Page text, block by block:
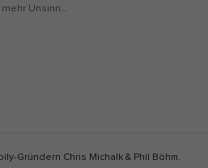
Unsinn…
Gründern Chris Michalk & Phil Böhm.